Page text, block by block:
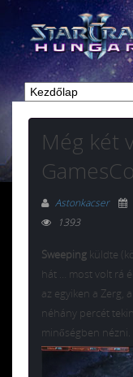
Még két
Astonkacser
1393
Sweeping küldte
hát … most volt rá
az egyiken a Zerg,
néhány percét
minőségben nézni.